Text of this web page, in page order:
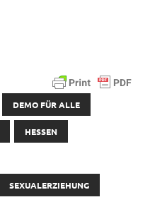
DEMO FÜR ALLE
HESSEN
SEXUALERZIEHUNG